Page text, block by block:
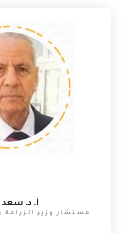
أ. د. سعد
مستشار وزير الزراعة